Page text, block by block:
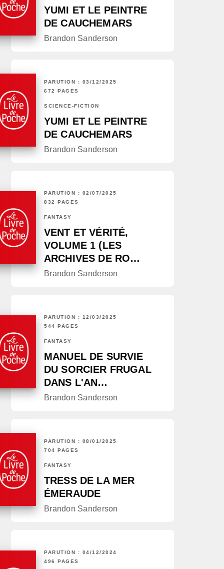
YUMI ET LE PEINTRE
DE CAUCHEMARS
Brandon Sanderson
PARUTION : 03/12/2025
672 PAGES
SCIENCE-FICTION
YUMI ET LE PEINTRE
DE CAUCHEMARS
Brandon Sanderson
PARUTION : 02/07/2025
832 PAGES
FANTASY
VENT ET VÉRITÉ,
VOLUME 1 (LES
ARCHIVES DE RO…
Brandon Sanderson
PARUTION : 12/03/2025
544 PAGES
FANTASY
MANUEL DE SURVIE
DU SORCIER FRUGAL
DANS L'AN…
Brandon Sanderson
PARUTION : 08/01/2025
704 PAGES
FANTASY
TRESS DE LA MER
ÉMERAUDE
Brandon Sanderson
PARUTION : 04/12/2024
496 PAGES